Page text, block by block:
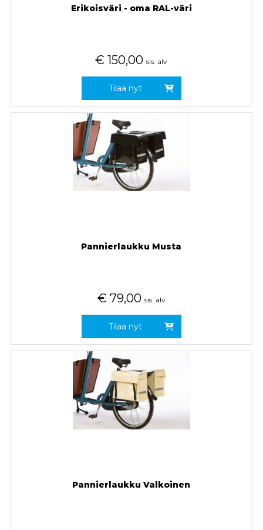
Erikoisväri - oma RAL-väri
€ 150,00 sis. alv
Tilaa nyt
Pannierlaukku Musta
€ 79,00 sis. alv
Tilaa nyt
Pannierlaukku Valkoinen